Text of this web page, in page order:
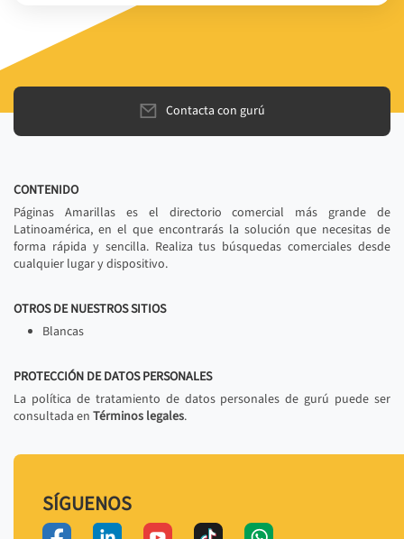
Contacta con gurú
CONTENIDO
Páginas Amarillas es el directorio comercial más grande de
Latinoamérica, en el que encontrarás la solución que necesitas de
forma rápida y sencilla. Realiza tus búsquedas comerciales desde
cualquier lugar y dispositivo.
OTROS DE NUESTROS SITIOS
Blancas
PROTECCIÓN DE DATOS PERSONALES
La política de tratamiento de datos personales de gurú puede ser
consultada en Términos legales.
SÍGUENOS